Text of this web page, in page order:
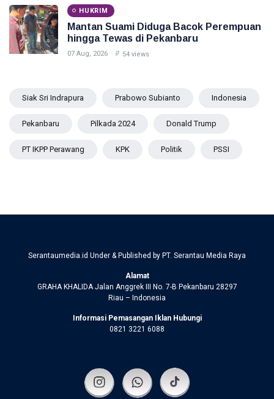
HUKRIM
Mantan Suami Diduga Bacok Perempuan
hingga Tewas di Pekanbaru
07 Aug, 2026 54 views
Siak Sri Indrapura Prabowo Subianto Indonesia
Pekanbaru Pilkada 2024 Donald Trump
PT IKPP Perawang KPK Politik PSSI
Serantaumedia.id Under & Published by PT. Serantau Media Raya
Alamat
GRAHA KHALIDA Jalan Anggrek III No. 7-B Pekanbaru 28297
Riau – Indonesia
Informasi Pemasangan Iklan Hubungi
0821 3221 6088